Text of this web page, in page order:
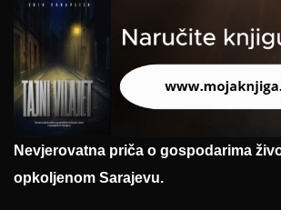
Nevjerovatna priča o gospodarima
opkoljenom Sarajevu.